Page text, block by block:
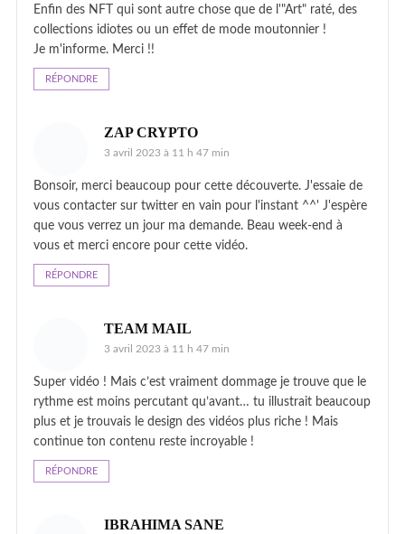
Enfin des NFT qui sont autre chose que de l'"Art" raté, des
collections idiotes ou un effet de mode moutonnier !
Je m'informe. Merci !!
RÉPONDRE
ZAP CRYPTO
3 avril 2023 à 11 h 47 min
Bonsoir, merci beaucoup pour cette découverte. J'essaie de
vous contacter sur twitter en vain pour l'instant ^^' J'espère
que vous verrez un jour ma demande. Beau week-end à
vous et merci encore pour cette vidéo.
RÉPONDRE
TEAM MAIL
3 avril 2023 à 11 h 47 min
Super vidéo ! Mais c’est vraiment dommage je trouve que le
rythme est moins percutant qu’avant… tu illustrait beaucoup
plus et je trouvais le design des vidéos plus riche ! Mais
continue ton contenu reste incroyable !
RÉPONDRE
IBRAHIMA SANE